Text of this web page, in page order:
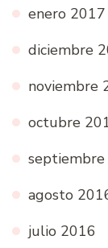
enero 2017
diciembre
noviembre
octubre
agosto
julio 2016